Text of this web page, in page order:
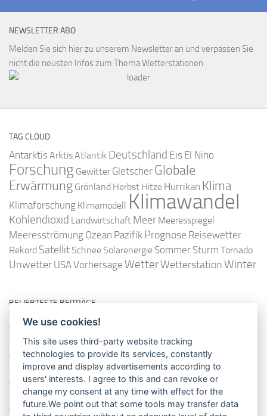
NEWSLETTER ABO
Melden Sie sich hier zu unserem Newsletter an und verpassen Sie
nicht die neusten Infos zum Thema Wetterstationen.
TAG CLOUD
Antarktis Arktis Atlantik Deutschland Eis El Nino
Forschung Gewitter Gletscher Globale
Erwärmung Grönland Herbst Hitze Hurrikan Klima
Klimaforschung Klimamodell Klimawandel
Kohlendioxid Landwirtschaft Meer Meeresspiegel
Meeresströmung Ozean Pazifik Prognose Reisewetter
Rekord Satellit Schnee Solarenergie Sommer Sturm Tornado
Unwetter USAVorhersage WetterWetterstationWinter
BELIEBTESTE BEITRÄGE
So misst man die Lufttemperatur richtig
Die richtige Wasserpumpe für den Garten
Das Wetter-Netzwerk WeatherCloud
So stellt man einen Regenmesser korrekt auf
We use cookies!
This site uses third-party website tracking
technologies to provide its services, constantly
improve and display advertisements according to
users' interests. I agree to this and can revoke or
change my consent at any time with effect for the
future.We point out that some tools may transfer data